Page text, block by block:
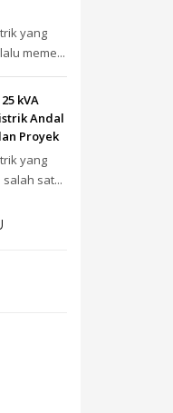
yang
meme...
kVA
Andal
Proyek
yang
sat...